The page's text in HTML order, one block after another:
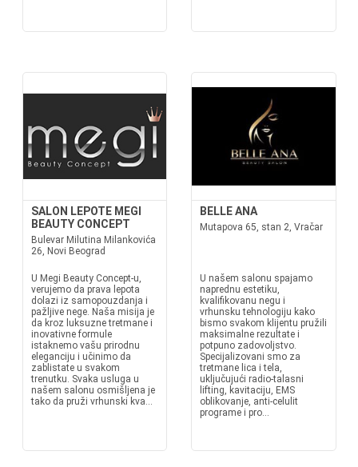
SALON LEPOTE MEGI
BEAUTY CONCEPT
Bulevar Milutina Milankovića
26, Novi Beograd
U Megi Beauty Concept-u,
verujemo da prava lepota
dolazi iz samopouzdanja i
pažljive nege. Naša misija je
da kroz luksuzne tretmane i
inovativne formule
istaknemo vašu prirodnu
eleganciju i učinimo da
zablistate u svakom
trenutku. Svaka usluga u
našem salonu osmišljena je
tako da pruži vrhunski kva...
BELLE ANA
Mutapova 65, stan 2, Vračar
U našem salonu spajamo
naprednu estetiku,
kvalifikovanu negu i
vrhunsku tehnologiju kako
bismo svakom klijentu pružili
maksimalne rezultate i
potpuno zadovoljstvo.
Specijalizovani smo za
tretmane lica i tela,
uključujući radio-talasni
lifting, kavitaciju, EMS
oblikovanje, anti-celulit
programe i pro...